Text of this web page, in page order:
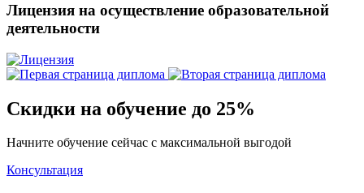
Лицензия на осуществление образовательной
деятельности
Скидки на обучение до 25%
Начните обучение сейчас с максимальной выгодой
Консультация